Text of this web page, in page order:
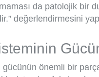
da patolojik bir
değerlendirmesini
gücünün önemli bir